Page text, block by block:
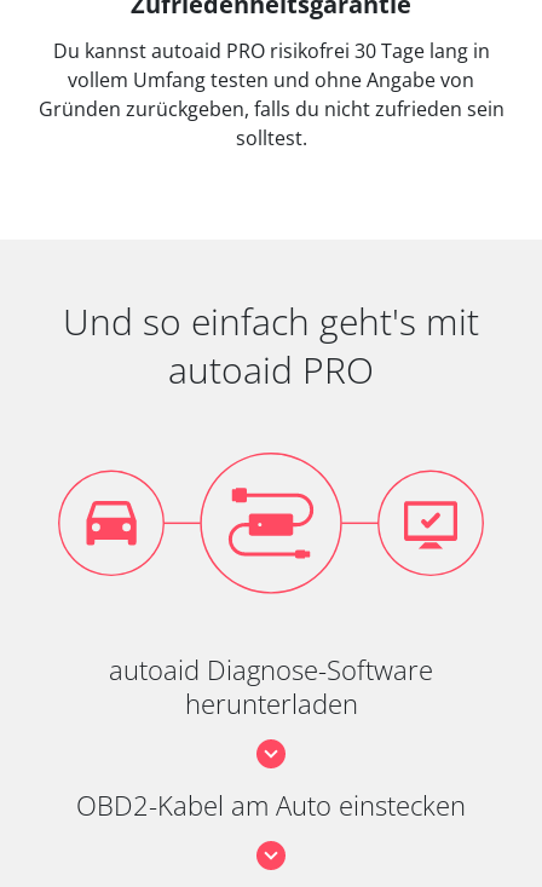
Du kannst autoaid PRO risikofrei 30 Tage lang in
vollem Umfang testen und ohne Angabe von
Gründen zurückgeben, falls du nicht zufrieden sein
solltest.
Und so einfach geht's mit
autoaid PRO
autoaid Diagnose-Software
herunterladen
OBD2-Kabel am Auto einstecken